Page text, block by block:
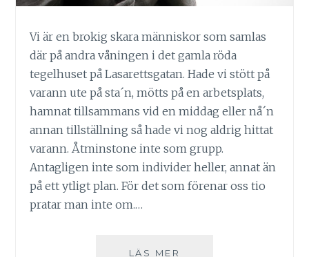
Vi är en brokig skara människor som samlas
där på andra våningen i det gamla röda
tegelhuset på Lasarettsgatan. Hade vi stött på
varann ute på sta´n, mötts på en arbetsplats,
hamnat tillsammans vid en middag eller nå´n
annan tillställning så hade vi nog aldrig hittat
varann. Åtminstone inte som grupp.
Antagligen inte som individer heller, annat än
på ett ytligt plan. För det som förenar oss tio
pratar man inte om.…
LÄS MER